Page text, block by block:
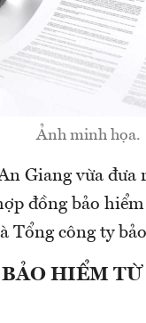
Ảnh minh họa.
Giang vừa đưa
đồng bảo
Tổng công ty
BẢO HIỂM